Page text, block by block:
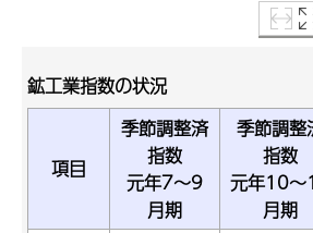
鉱工業指数の状況
項目
季節調整済
指数
元年7～9
月期
季節調整
指数
元年10
月期